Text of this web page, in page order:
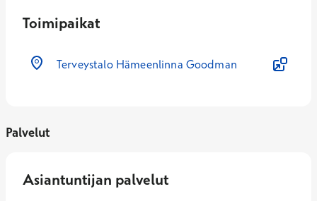
Toimipaikat
Terveystalo Hämeenlinna Goodman
Palvelut
Asiantuntijan palvelut